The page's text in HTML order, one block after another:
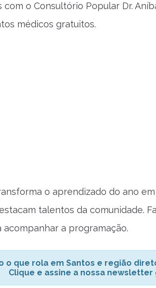
com o Consultório Popular Dr.
médicos gratuitos.
o aprendizado do ano
talentos da comunidade.
a programação.
o que rola em Santos e região
Clique e assine a nossa